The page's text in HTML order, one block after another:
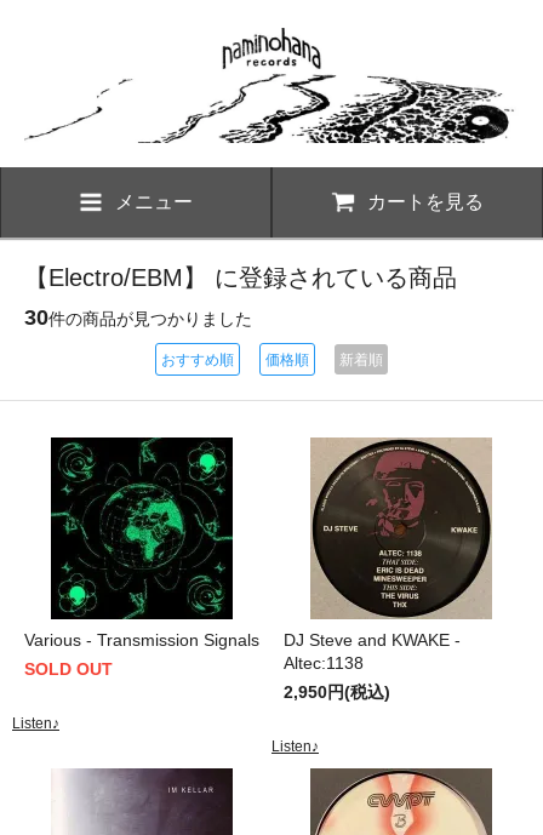
メニュー カートを見る
【Electro/EBM】 に登録されている商品
30件の商品が見つかりました
おすすめ順 価格順 新着順
Various - Transmission Signals
SOLD OUT
Listen♪
DJ Steve and KWAKE -
Altec:1138
2,950円(税込)
Listen♪